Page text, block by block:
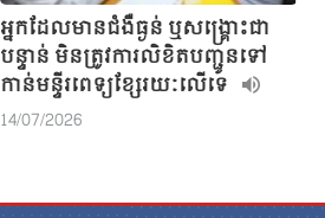
អ្នកដែលមានជំងឺធ្ងន់ ឬសង្រ្គោះជា
បន្ទាន់ មិនត្រូវការលិខិតបញ្ជូនទៅ
កាន់មន្ទីរពេទ្យខ្សែរយៈលើទេ
14/07/2026